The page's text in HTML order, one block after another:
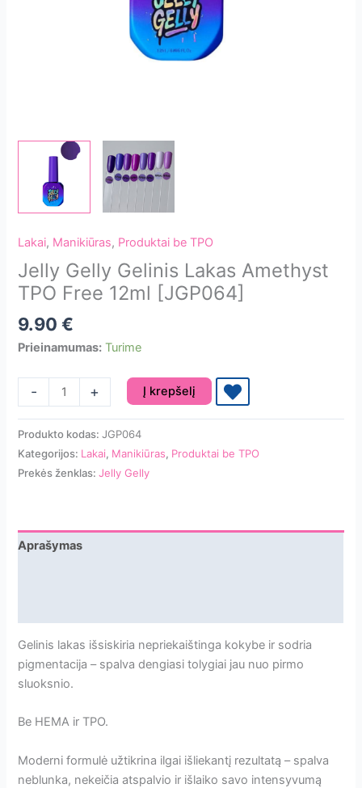
Lakai, Manikiūras, Produktai be TPO
Jelly Gelly Gelinis Lakas Amethyst
TPO Free 12ml [JGP064]
9.90€
Prieinamumas: Turime
-
produkto
kiekis:
Gelinis
Free
+ Į krepšelį
Produkto kodas:JGP064
Kategorijos: Lakai, Manikiūras, Produktai be TPO
Prekės ženklas:Jelly Gelly
Aprašymas
Gelinis lakas išsiskiria nepriekaištinga kokybe ir sodria
pigmentacija – spalva dengiasi tolygiai jau nuo pirmo
sluoksnio.
Be HEMA ir TPO.
Moderni formulė užtikrina ilgai išliekantį rezultatą – spalva
neblunka, nekeičia atspalvio ir išlaiko savo intensyvumą